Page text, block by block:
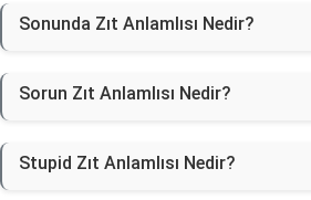
Sonunda Zıt Anlamlısı Nedir?
Sorun Zıt Anlamlısı Nedir?
Stupid Zıt Anlamlısı Nedir?